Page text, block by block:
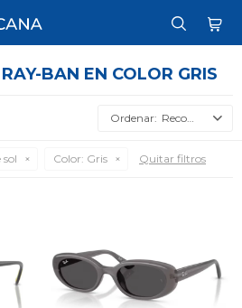
BAN EN COLOR GRIS
Recomendados
sol Color: Gris Quitar filtros